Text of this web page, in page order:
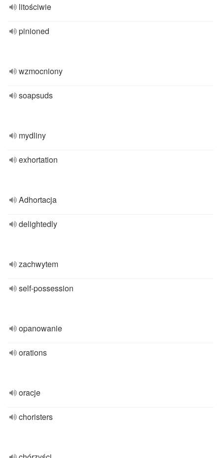
litościwie
pinioned
wzmocniony
soapsuds
mydliny
exhortation
Adhortacja
delightedly
zachwytem
self-possession
opanowanie
orations
oracje
choristers